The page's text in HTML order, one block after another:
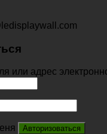
или адрес
Авторизоваться